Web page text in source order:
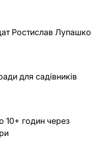
Ростислав Лупашко
для садівників
10+ годин через